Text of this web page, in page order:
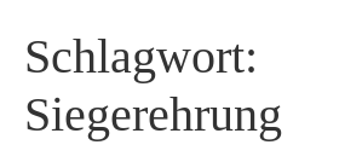
Schlagwort:
Siegerehrung